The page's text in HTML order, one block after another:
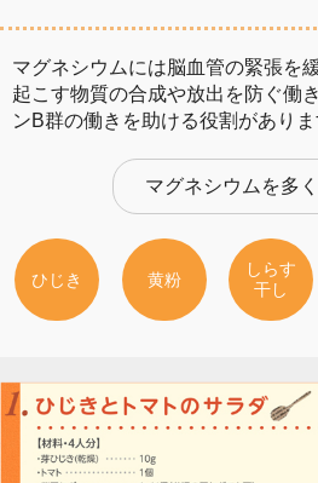
マグネシウムには脳血管の緊張を
起こす物質の合成や放出を防ぐ働
ンB群の働きを助ける役割がありま
マグネシウムを多
ひじき 黄粉
しらす
干し